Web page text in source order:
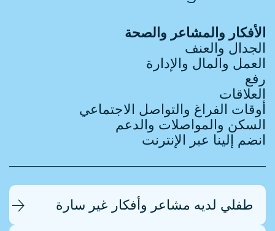
الأفكار والمشاعر والصحة
الجدال والعنف
العمل والمال والإدارة
رفع
العلاقات
أوقات الفراغ والتواصل الاجتماعي
السكن والمواصلات والدعم
انضم إلينا عبر الإنترنت
طفلي لديه مشاعر وأفكار غير سارة